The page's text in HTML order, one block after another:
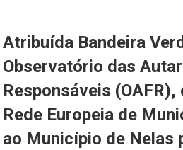
Atribuída Bandeira
Observatório das
Responsáveis
Rede Europeia de
ao Município de Nelas